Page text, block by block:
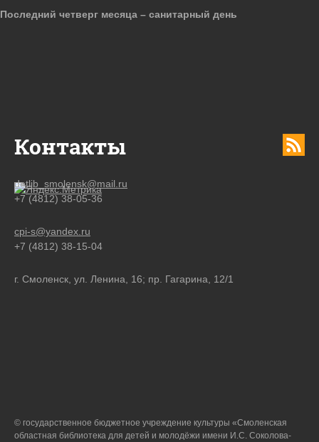
Контакты
detlib_smolensk@mail.ru
+7 (4812) 38-05-36
cpi-s@yandex.ru
+7 (4812) 38-15-04
г. Смоленск, ул. Ленина, 16; пр. Гагарина, 12/1
Последний четверг месяца – санитарный день
© государственное бюджетное учреждение культуры «Смоленская
областная библиотека для детей и молодёжи имени И.С. Соколова-